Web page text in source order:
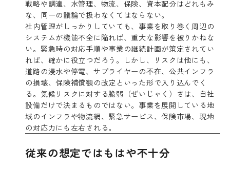
戦略や調達、水管理、物流、保険、資本配分はどれもみ
な、同一の議論で扱わなくてはならない。
社内管理がしっかりしていても、事業を取り巻く周辺の
システムが機能不全に陥れば、重大な影響を被りかねな
い。緊急時の対応手順や事業の継続計画が策定されてい
れば、確かに役立つだろう。しかし、リスクは他にも、
道路の浸水や停電、サプライヤーの不在、公共インフラ
の損壊、保険補償額の改定といった形で入り込んでく
る。気候リスクに対する脆弱（ぜいじゃく）さは、自社
設備だけで決まるものではない。事業を展開している地
域のインフラや物流網、緊急サービス、保険市場、現地
の対応力にも左右される。
従来の想定ではもはや不十分